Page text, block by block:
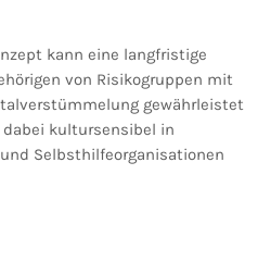
kann eine langfristige
von Risikogruppen mit
gewährleistet
dabei kultursensibel in
Selbsthilfeorganisationen